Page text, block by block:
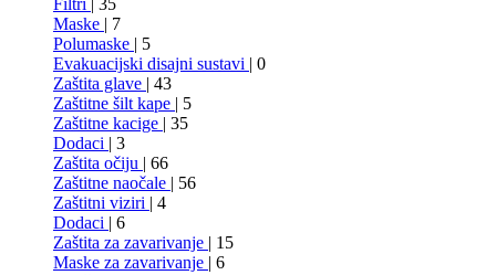
Filtri | 35
Maske | 7
Polumaske | 5
Evakuacijski disajni sustavi | 0
Zaštita glave | 43
Zaštitne šilt kape | 5
Zaštitne kacige | 35
Dodaci | 3
Zaštita očiju | 66
Zaštitne naočale | 56
Zaštitni viziri | 4
Dodaci | 6
Zaštita za zavarivanje | 15
Maske za zavarivanje | 6